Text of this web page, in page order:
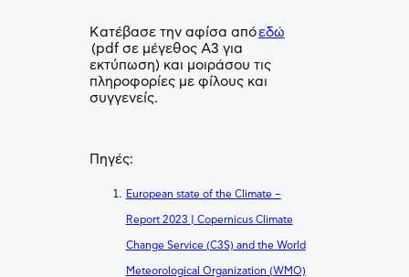
Κατέβασε την αφίσα απόεδώ
(pdf σε μέγεθος Α3 για
εκτύπωση) και μοιράσου τις
πληροφορίες με φίλους και
συγγενείς.
Πηγές:
European state of the Climate –
Report 2023 | Copernicus Climate
Change Service (C3S) and the World
Meteorological Organization (WMO)